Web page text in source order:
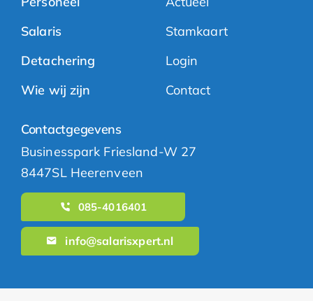
Salaris
Detachering
Wie wij zijn
Stamkaart
Login
Contact
Contactgegevens
Businesspark Friesland-W 27
8447SL Heerenveen
085-4016401
info@salarisxpert.nl